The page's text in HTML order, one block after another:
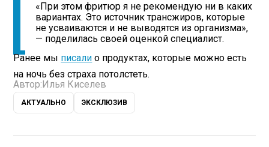
«При этом фритюр я не рекомендую ни в каких
вариантах. Это источник трансжиров, которые
не усваиваются и не выводятся из организма»,
— поделилась своей оценкой специалист.
Ранее мы писали о продуктах, которые можно есть
на ночь без страха потолстеть.
Автор: Илья Киселев
АКТУАЛЬНО ЭКСКЛЮЗИВ